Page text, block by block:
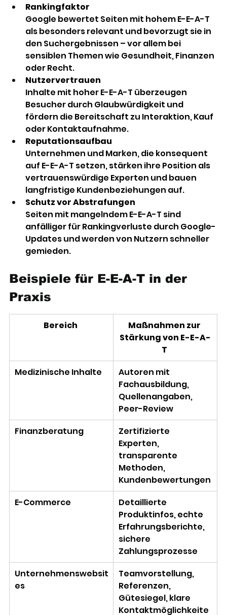
Rankingfaktor
Google bewertet Seiten mit hohem E-E-A-T
als besonders relevant und bevorzugt sie in
den Suchergebnissen – vor allem bei
sensiblen Themen wie Gesundheit, Finanzen
oder Recht.
Nutzervertrauen
Inhalte mit hoher E-E-A-T überzeugen
Besucher durch Glaubwürdigkeit und
fördern die Bereitschaft zu Interaktion, Kauf
oder Kontaktaufnahme.
Reputationsaufbau
Unternehmen und Marken, die konsequent
auf E-E-A-T setzen, stärken ihre Position als
vertrauenswürdige Experten und bauen
langfristige Kundenbeziehungen auf.
Schutz vor Abstrafungen
Seiten mit mangelndem E-E-A-T sind
anfälliger für Rankingverluste durch Google-
Updates und werden von Nutzern schneller
gemieden.
Beispiele für E-E-A-T in der
Praxis
Bereich
Maßnahmen zur
Stärkung von E-E-A-
T
Medizinische Inhalte
Autoren mit
Fachausbildung,
Quellenangaben,
Peer-Review
Finanzberatung
Zertifizierte
Experten,
transparente
Methoden,
Kundenbewertungen
E-Commerce
Detaillierte
Produktinfos, echte
Erfahrungsberichte,
sichere
Zahlungsprozesse
Unternehmenswebsit
es
Teamvorstellung,
Referenzen,
Gütesiegel, klare
Kontaktmöglichkeite